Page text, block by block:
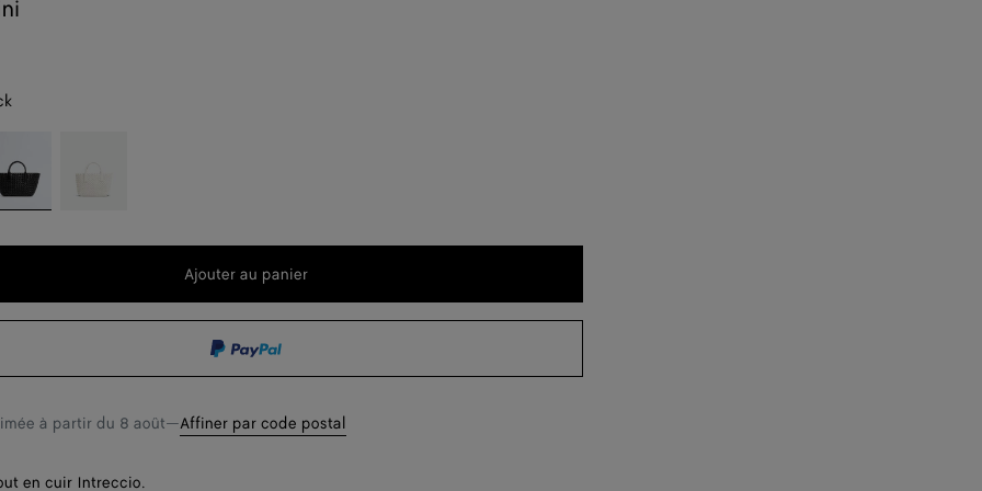
Ajouter
Ajouter au panier
Sélectionner
à partir du 8 août—Affiner par code postal
en cuir Intreccio.